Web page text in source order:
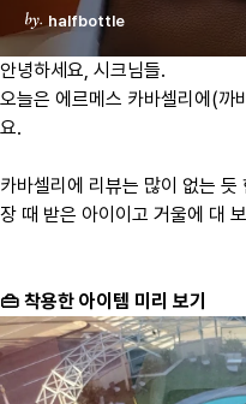
halfbottle
안녕하세요, 시크님들.
오늘은 에르메스 카바셀리에(까
요.
카바셀리에 리뷰는 많이 없는
장 때 받은 아이이고 거울에 대
👜 착용한 아이템 미리 보기